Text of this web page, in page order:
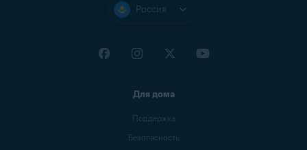
Россия
Для дома
Поддержка
Безопасность